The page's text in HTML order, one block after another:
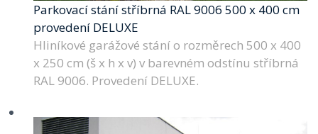
Parkovací stání stříbrná RAL 9006 500 x 400 cm
provedení DELUXE
Hliníkové garážové stání o rozměrech 500 x 400
x 250 cm (š x h x v) v barevném odstínu stříbrná
RAL 9006. Provedení DELUXE.